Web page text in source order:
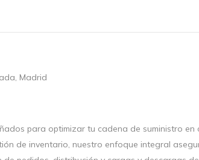
Madrid
para optimizar tu cadena de suministro en
de inventario, nuestro enfoque integral